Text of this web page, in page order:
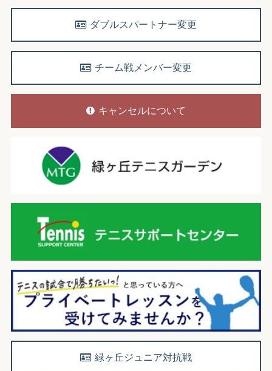
ダブルスパートナー変更
チーム戦メンバー変更
キャンセルについて
緑ヶ丘ジュニア対抗戦